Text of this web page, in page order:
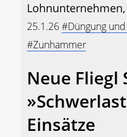
25.1.26#Düngung
#Zunhammer
Neue Fliegl
Einsätze